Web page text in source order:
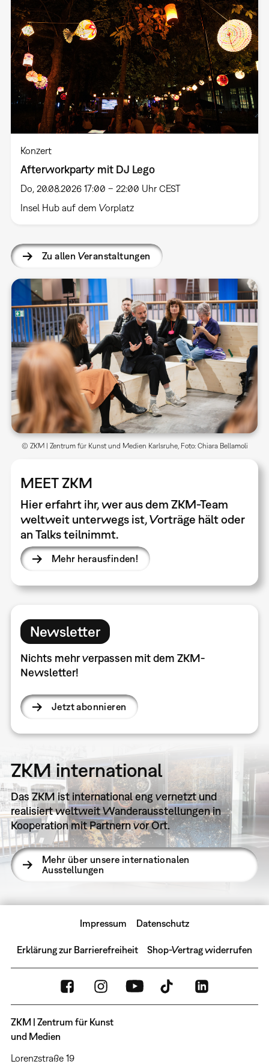
Konzert
Afterworkparty mit DJ Lego
Do, 20.08.2026 17:00 – 22:00 Uhr CEST
Insel Hub auf dem Vorplatz
Zu allen Veranstaltungen
MEET ZKM
Hier erfahrt ihr, wer aus dem ZKM-Team
weltweit unterwegs ist, Vorträge hält oder
an Talks teilnimmt.
Mehr herausfinden!
© ZKM | Zentrum für Kunst und Medien Karlsruhe, Foto: Chiara Bellamoli
Newsletter
Nichts mehr verpassen mit dem ZKM-
Newsletter!
Jetzt abonnieren
ZKM international
Das ZKM ist international eng vernetzt und
realisiert weltweit Wanderausstellungen in
Kooperation mit Partnern vor Ort.
Mehr über unsere internationalen
Ausstellungen
Impressum Datenschutz
Erklärung zur Barrierefreiheit Shop-Vertrag widerrufen
ZKM | Zentrum für Kunst
und Medien
Lorenzstraße 19